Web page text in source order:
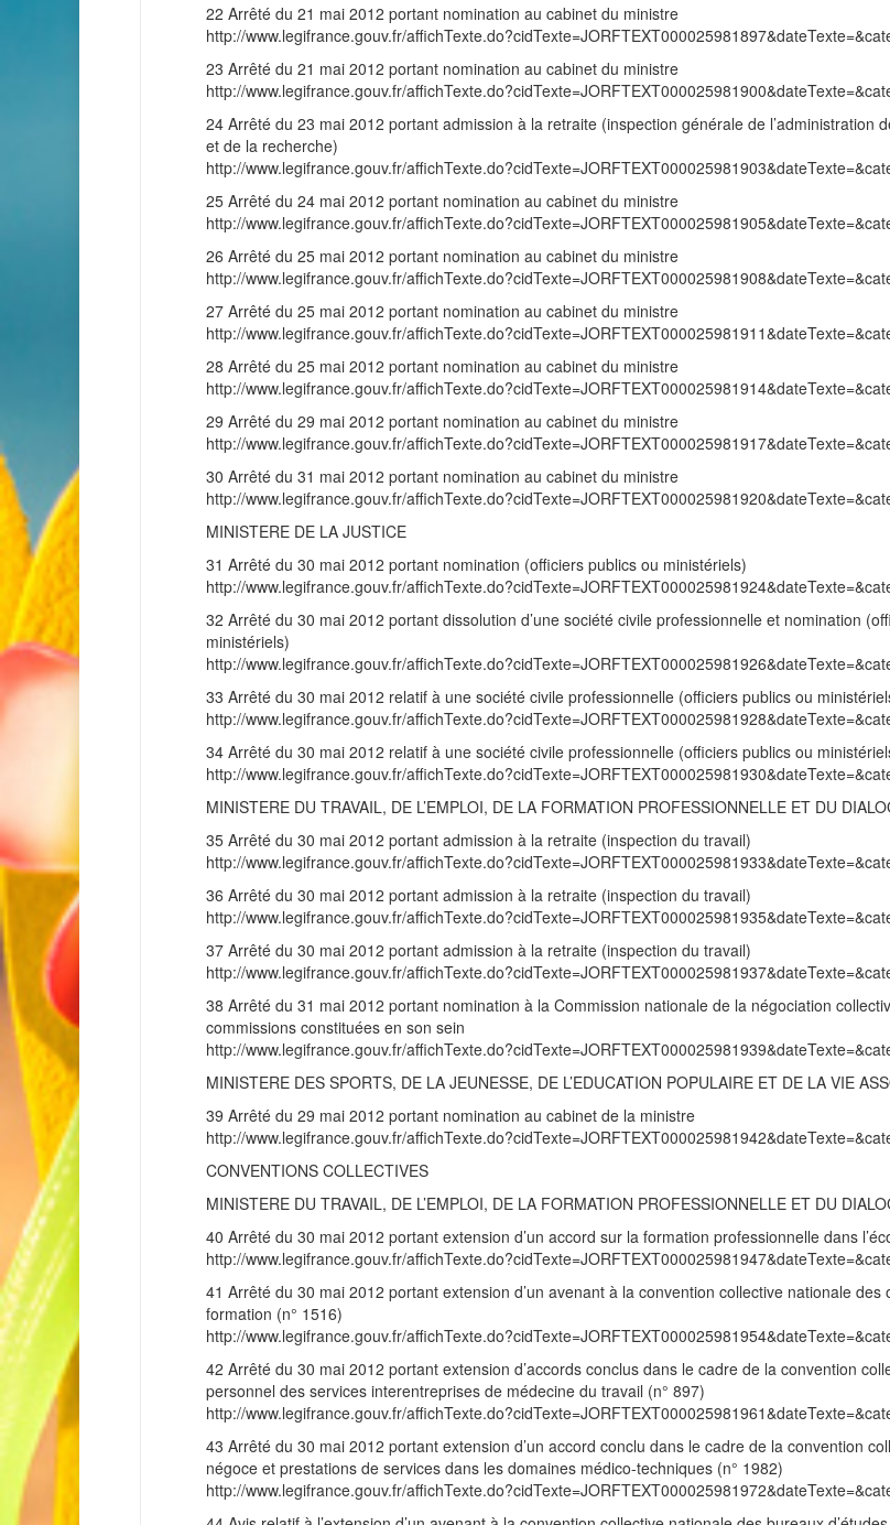
22 Arrêté du 21 mai 2012 portant nomination au cabinet du ministre
http://www.legifrance.gouv.fr/
23 Arrêté du 21 mai 2012 portant nomination au cabinet du ministre
http://www.legifrance.gouv.fr/
24 Arrêté du 23 mai 2012 portant admission à la retraite (inspection générale de l’administration
et de la recherche)
http://www.legifrance.gouv.fr/
25 Arrêté du 24 mai 2012 portant nomination au cabinet du ministre
http://www.legifrance.gouv.fr/
26 Arrêté du 25 mai 2012 portant nomination au cabinet du ministre
http://www.legifrance.gouv.fr/
27 Arrêté du 25 mai 2012 portant nomination au cabinet du ministre
http://www.legifrance.gouv.fr/
28 Arrêté du 25 mai 2012 portant nomination au cabinet du ministre
http://www.legifrance.gouv.fr/
29 Arrêté du 29 mai 2012 portant nomination au cabinet du ministre
http://www.legifrance.gouv.fr/
30 Arrêté du 31 mai 2012 portant nomination au cabinet du ministre
http://www.legifrance.gouv.fr/
MINISTERE DE LA JUSTICE
31 Arrêté du 30 mai 2012 portant nomination (officiers publics ou ministériels)
http://www.legifrance.gouv.fr/
32 Arrêté du 30 mai 2012 portant dissolution d’une société civile professionnelle et nomination
ministériels)
http://www.legifrance.gouv.fr/
33 Arrêté du 30 mai 2012 relatif à une société civile professionnelle (officiers publics ou
http://www.legifrance.gouv.fr/
34 Arrêté du 30 mai 2012 relatif à une société civile professionnelle (officiers publics ou
http://www.legifrance.gouv.fr/
MINISTERE DU TRAVAIL, DE L’EMPLOI, DE LA FORMATION PROFESSIONNELLE ET DU
35 Arrêté du 30 mai 2012 portant admission à la retraite (inspection du travail)
http://www.legifrance.gouv.fr/
36 Arrêté du 30 mai 2012 portant admission à la retraite (inspection du travail)
http://www.legifrance.gouv.fr/
37 Arrêté du 30 mai 2012 portant admission à la retraite (inspection du travail)
http://www.legifrance.gouv.fr/
38 Arrêté du 31 mai 2012 portant nomination à la Commission nationale de la négociation
commissions constituées en son sein
http://www.legifrance.gouv.fr/
MINISTERE DES SPORTS, DE LA JEUNESSE, DE L’EDUCATION POPULAIRE ET DE LA VIE
39 Arrêté du 29 mai 2012 portant nomination au cabinet de la ministre
http://www.legifrance.gouv.fr/
CONVENTIONS COLLECTIVES
MINISTERE DU TRAVAIL, DE L’EMPLOI, DE LA FORMATION PROFESSIONNELLE ET DU
40 Arrêté du 30 mai 2012 portant extension d’un accord sur la formation professionnelle dans
http://www.legifrance.gouv.fr/
41 Arrêté du 30 mai 2012 portant extension d’un avenant à la convention collective nationale des
formation (n° 1516)
http://www.legifrance.gouv.fr/
42 Arrêté du 30 mai 2012 portant extension d’accords conclus dans le cadre de la convention
personnel des services interentreprises de médecine du travail (n° 897)
http://www.legifrance.gouv.fr/
43 Arrêté du 30 mai 2012 portant extension d’un accord conclu dans le cadre de la convention
négoce et prestations de services dans les domaines médico-techniques (n° 1982)
http://www.legifrance.gouv.fr/